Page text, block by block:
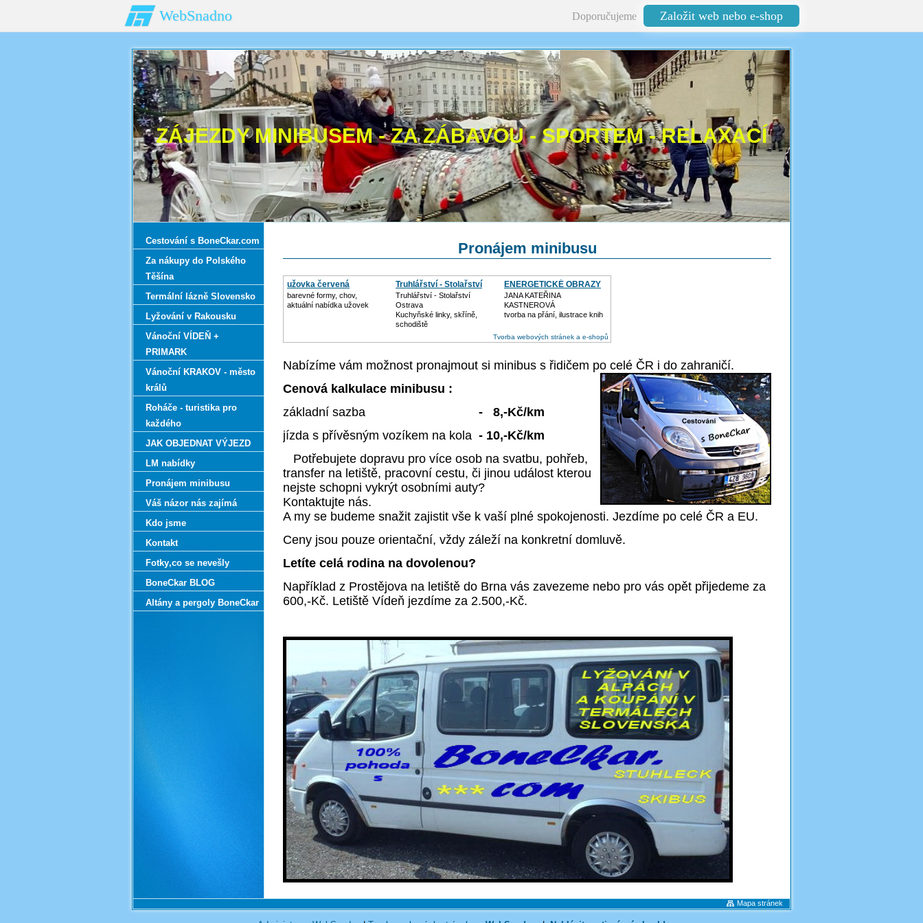
WebSnadno Doporučujeme Založit web nebo e-shop
ZÁJEZDY MINIBUSEM - ZA ZÁBAVOU - SPORTEM - RELAXACÍ
Pronájem minibusu
užovka červená
barevné formy, chov,
aktuální nabídka užovek
Truhlářství - Stolařství
Truhlářství - Stolařství
Ostrava
Kuchyňské linky, skříně,
schodiště
ENERGETICKÉ OBRAZY
JANA KATEŘINA
KASTNEROVÁ
tvorba na přání, ilustrace knih
Tvorba webových stránek a e-shopů
Nabízíme vám možnost pronajmout si minibus s řidičem po celé ČR i do zahraničí.
Cenová kalkulace minibusu :
základní sazba
- 8,-Kč/km
jízda s přívěsným vozíkem na kola - 10,-Kč/km
Potřebujete dopravu pro více osob na svatbu, pohřeb,
transfer na letiště, pracovní cestu, či jinou událost kterou
nejste schopni vykrýt osobními auty?
Kontaktujte nás.
A my se budeme snažit zajistit vše k vaší plné spokojenosti. Jezdíme po celé ČR a EU.
Ceny jsou pouze orientační, vždy záleží na konkretní domluvě.
Letíte celá rodina na dovolenou?
Například z Prostějova na letiště do Brna vás zavezeme nebo pro vás opět přijedeme za
600,-Kč. Letiště Vídeň jezdíme za 2.500,-Kč.
Cestování s BoneCkar.com
Za nákupy do Polského
Těšína
Termální lázně Slovensko
Lyžování v Rakousku
Vánoční VÍDEŇ +
PRIMARK
Vánoční KRAKOV - město
králů
Roháče - turistika pro
každého
JAK OBJEDNAT VÝJEZD
LM nabídky
Pronájem minibusu
Váš názor nás zajímá
Kdo jsme
Kontakt
Fotky‚co se nevešly
BoneCkar BLOG
Altány a pergoly BoneCkar
Mapa stránek